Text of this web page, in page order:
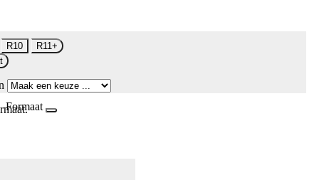
R10
R11+
Formaat